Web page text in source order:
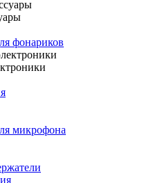
фонариков
микрофона